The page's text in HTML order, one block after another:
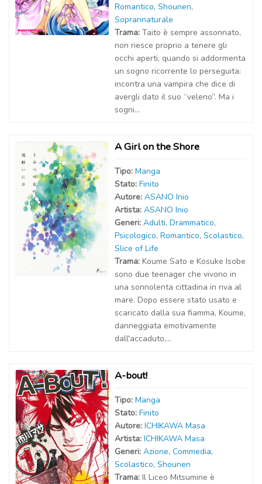
Romantico, Shounen,
Soprannaturale
Trama: Taito è sempre assonnato,
non riesce proprio a tenere gli
occhi aperti, quando si addormenta
un sogno ricorrente lo perseguita:
incontra una vampira che dice di
avergli dato il suo “veleno”. Ma i
sogni...
A Girl on the Shore
Tipo: Manga
Stato: Finito
Autore: ASANO Inio
Artista: ASANO Inio
Generi: Adulti, Drammatico,
Psicologico, Romantico, Scolastico,
Slice of Life
Trama: Koume Sato e Kosuke Isobe
sono due teenager che vivono in
una sonnolenta cittadina in riva al
mare. Dopo essere stato usato e
scaricato dalla sua fiamma, Koume,
danneggiata emotivamente
dall'accaduto,...
A-bout!
Tipo: Manga
Stato: Finito
Autore: ICHIKAWA Masa
Artista: ICHIKAWA Masa
Generi: Azione, Commedia,
Scolastico, Shounen
Trama: Il Liceo Mitsumine è